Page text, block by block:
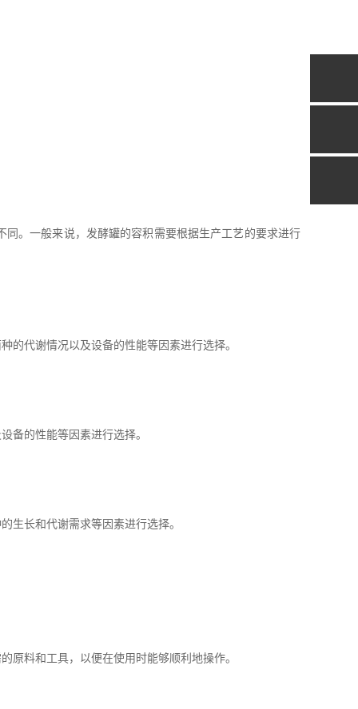
。一般来说，发酵罐的容积需要根据生产工艺的要求进行
代谢情况以及设备的性能等因素进行选择。
的性能等因素进行选择。
长和代谢需求等因素进行选择。
料和工具，以便在使用时能够顺利地操作。